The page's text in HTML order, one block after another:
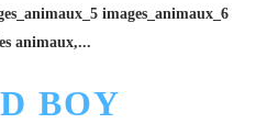
images_animaux_6
animaux,...
BOY